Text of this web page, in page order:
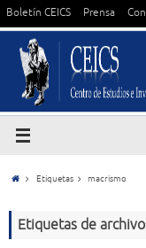
Boletín CEICS Prensa
Etiquetas macrismo
Etiquetas de